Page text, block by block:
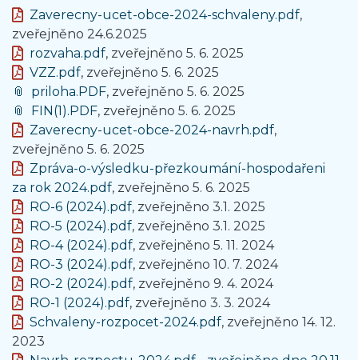
Zaverecny-ucet-obce-2024-schvaleny.pdf,
zveřejněno 24.6.2025
rozvaha.pdf, zveřejněno 5. 6. 2025
VZZ.pdf, zveřejněno 5. 6. 2025
priloha.PDF, zveřejněno 5. 6. 2025
FIN(1).PDF, zveřejněno 5. 6. 2025
Zaverecny-ucet-obce-2024-navrh.pdf,
zveřejněno 5. 6. 2025
Zpráva-o-výsledku-přezkoumání-hospodařeni
za rok 2024.pdf, zveřejněno 5. 6. 2025
RO-6 (2024).pdf, zveřejněno 3.1. 2025
RO-5 (2024).pdf, zveřejněno 3.1. 2025
RO-4 (2024).pdf, zveřejněno 5. 11. 2024
RO-3 (2024).pdf, zveřejněno 10. 7. 2024
RO-2 (2024).pdf, zveřejněno 9. 4. 2024
RO-1 (2024).pdf, zveřejněno 3. 3. 2024
Schvaleny-rozpocet-2024.pdf, zveřejněno 14. 12.
2023